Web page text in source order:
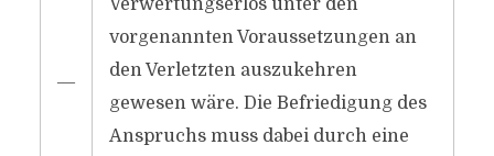
―
Verwertungserlös unter den
vorgenannten Voraussetzungen an
den Verletzten auszukehren
gewesen wäre. Die Befriedigung des
Anspruchs muss dabei durch eine